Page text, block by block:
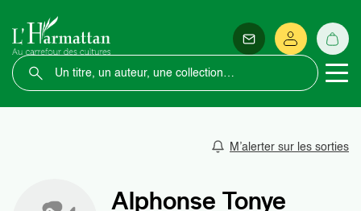
M’alerter sur les sorties
Alphonse Tonye